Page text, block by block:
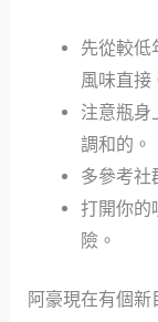
先從較低
風味直接
注意瓶
調和的。
多參考社
打開你的
險。
阿豪現在有個